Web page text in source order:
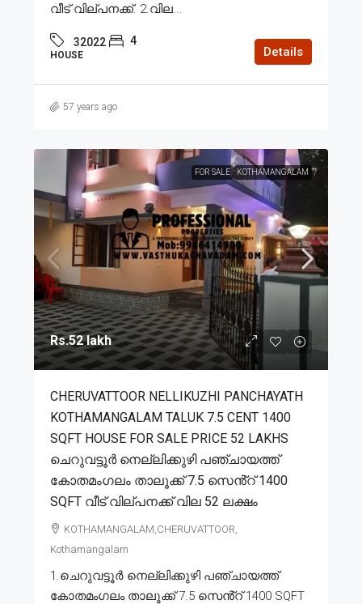
വീട് വില്പനക്ക്. 2.വില...
32022 4
HOUSE Details
57 years ago
FOR SALE KOTHAMANGALAM
Rs.52 lakh
CHERUVATTOOR NELLIKUZHI PANCHAYATH
KOTHAMANGALAM TALUK 7.5 CENT 1400
SQFT HOUSE FOR SALE PRICE 52 LAKHS
ചെറുവട്ടൂർ നെല്ലിക്കുഴി പഞ്ചായത്ത്
കോതമംഗലം താലൂക്ക് 7.5 സെൻ്റ് 1400
SQFT വീട് വില്പനക്ക് വില 52 ലക്ഷം
KOTHAMANGALAM,CHERUVATTOOR,
Kothamangalam
1.ചെറുവട്ടൂർ നെല്ലിക്കുഴി പഞ്ചായത്ത്
കോതമംഗലം താലൂക്ക് 7.5 സെൻ്റ് 1400 SQFT